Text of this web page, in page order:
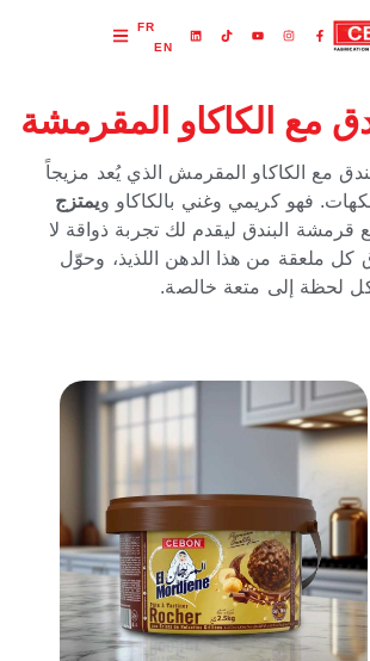
FR
EN
مع الكاكاو المقرمشة
مع الكاكاو المقرمش الذي يُعد مزيجاً
فهو كريمي وغني بالكاكاو ويمتزج
قرمشة البندق ليقدم لك تجربة ذواقة لا
كل ملعقة من هذا الدهن اللذيذ، وحوّل
لحظة إلى متعة خالصة.